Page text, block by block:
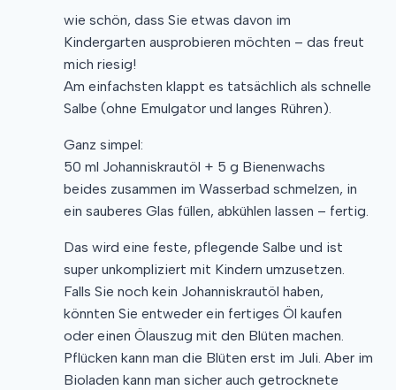
wie schön, dass Sie etwas davon im
Kindergarten ausprobieren möchten – das freut
mich riesig!
Am einfachsten klappt es tatsächlich als schnelle
Salbe (ohne Emulgator und langes Rühren).
Ganz simpel:
50 ml Johanniskrautöl + 5 g Bienenwachs
beides zusammen im Wasserbad schmelzen, in
ein sauberes Glas füllen, abkühlen lassen – fertig.
Das wird eine feste, pflegende Salbe und ist
super unkompliziert mit Kindern umzusetzen.
Falls Sie noch kein Johanniskrautöl haben,
könnten Sie entweder ein fertiges Öl kaufen
oder einen Ölauszug mit den Blüten machen.
Pflücken kann man die Blüten erst im Juli. Aber im
Bioladen kann man sicher auch getrocknete